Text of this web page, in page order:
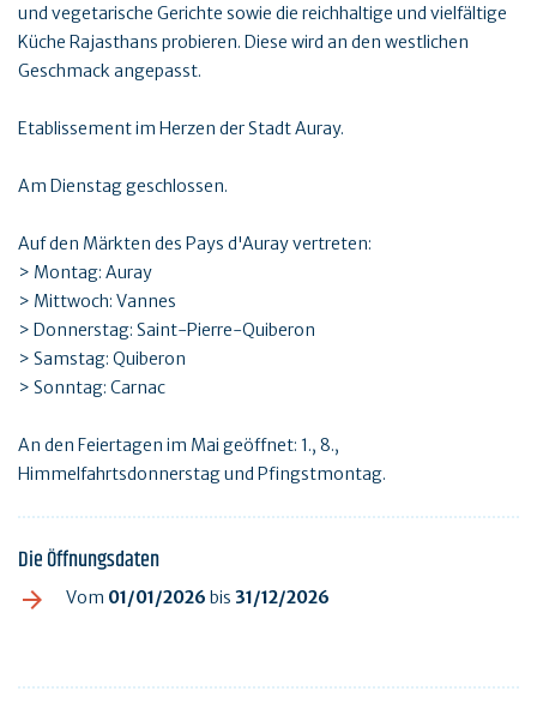
und vegetarische Gerichte sowie die reichhaltige und vielfältige
Küche Rajasthans probieren. Diese wird an den westlichen
Geschmack angepasst.
Etablissement im Herzen der Stadt Auray.
Am Dienstag geschlossen.
Auf den Märkten des Pays d'Auray vertreten:
> Montag: Auray
> Mittwoch: Vannes
> Donnerstag: Saint-Pierre-Quiberon
> Samstag: Quiberon
> Sonntag: Carnac
An den Feiertagen im Mai geöffnet: 1., 8.,
Himmelfahrtsdonnerstag und Pfingstmontag.
Die Öffnungsdaten
Vom 01/01/2026 bis 31/12/2026